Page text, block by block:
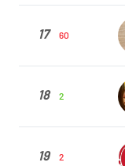
17 60
18 2
19 2